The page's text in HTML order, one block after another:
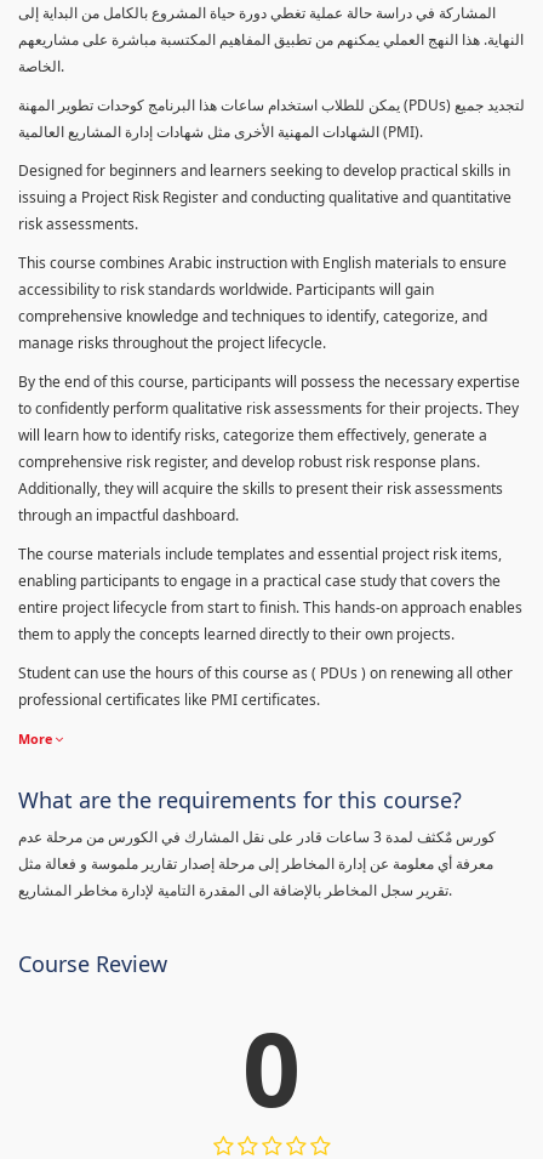
المشاركة في دراسة حالة عملية تغطي دورة حياة المشروع بالكامل من البداية إلى
النهاية. هذا النهج العملي يمكنهم من تطبيق المفاهيم المكتسبة مباشرة على مشاريعهم
الخاصة.
يمكن للطلاب استخدام ساعات هذا البرنامج كوحدات تطوير المهنة (PDUs) لتجديد جميع
الشهادات المهنية الأخرى مثل شهادات إدارة المشاريع العالمية (PMI).
Designed for beginners and learners seeking to develop practical skills in
issuing a Project Risk Register and conducting qualitative and quantitative
risk assessments.
This course combines Arabic instruction with English materials to ensure
accessibility to risk standards worldwide. Participants will gain
comprehensive knowledge and techniques to identify, categorize, and
manage risks throughout the project lifecycle.
By the end of this course, participants will possess the necessary expertise
to confidently perform qualitative risk assessments for their projects. They
will learn how to identify risks, categorize them effectively, generate a
comprehensive risk register, and develop robust risk response plans.
Additionally, they will acquire the skills to present their risk assessments
through an impactful dashboard.
The course materials include templates and essential project risk items,
enabling participants to engage in a practical case study that covers the
entire project lifecycle from start to finish. This hands-on approach enables
them to apply the concepts learned directly to their own projects.
Student can use the hours of this course as ( PDUs ) on renewing all other
professional certificates like PMI certificates.
More
What are the requirements for this course?
كورس مٌكثف لمدة 3 ساعات قادر على نقل المشارك في الكورس من مرحلة عدم
معرفة أي معلومة عن إدارة المخاطر إلى مرحلة إصدار تقارير ملموسة و فعالة مثل
تقرير سجل المخاطر بالإضافة الى المقدرة التامية لإدارة مخاطر المشاريع.
Course Review
0